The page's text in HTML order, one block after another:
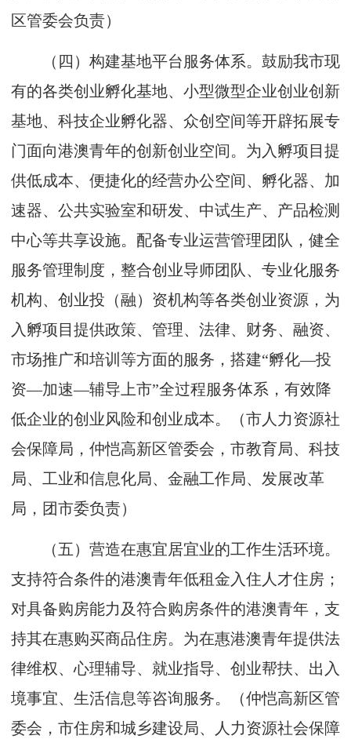
区管委会负责）
（四）构建基地平台服务体系。鼓励我市现
有的各类创业孵化基地、小型微型企业创业创新
基地、科技企业孵化器、众创空间等开辟拓展专
门面向港澳青年的创新创业空间。为入孵项目提
供低成本、便捷化的经营办公空间、孵化器、加
速器、公共实验室和研发、中试生产、产品检测
中心等共享设施。配备专业运营管理团队，健全
服务管理制度，整合创业导师团队、专业化服务
机构、创业投（融）资机构等各类创业资源，为
入孵项目提供政策、管理、法律、财务、融资、
市场推广和培训等方面的服务，搭建“孵化—投
资—加速—辅导上市”全过程服务体系，有效降
低企业的创业风险和创业成本。（市人力资源社
会保障局，仲恺高新区管委会，市教育局、科技
局、工业和信息化局、金融工作局、发展改革
局，团市委负责）
（五）营造在惠宜居宜业的工作生活环境。
支持符合条件的港澳青年低租金入住人才住房；
对具备购房能力及符合购房条件的港澳青年，支
持其在惠购买商品住房。为在惠港澳青年提供法
律维权、心理辅导、就业指导、创业帮扶、出入
境事宜、生活信息等咨询服务。（仲恺高新区管
委会，市住房和城乡建设局、人力资源社会保障